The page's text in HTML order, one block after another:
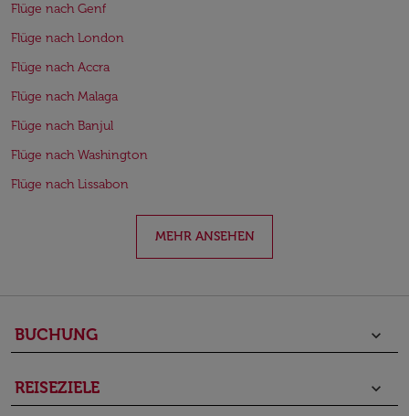
Flüge nach Genf
Flüge nach London
Flüge nach Accra
Flüge nach Malaga
Flüge nach Banjul
Flüge nach Washington
Flüge nach Lissabon
MEHR ANSEHEN
BUCHUNG keyboard_arrow_down
REISEZIELE keyboard_arrow_down